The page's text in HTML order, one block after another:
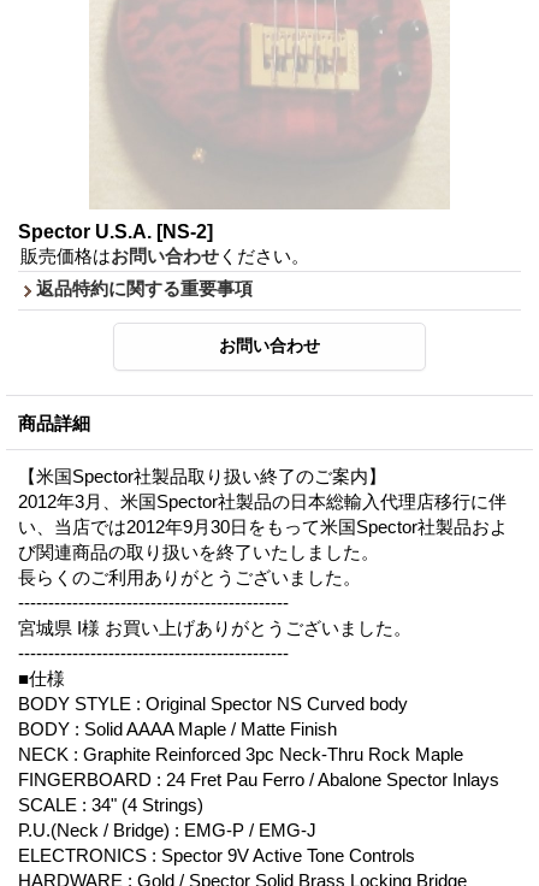
Spector U.S.A. [NS-2]
販売価格はお問い合わせ ください。
返品特約に関する重要事項
商品詳細
【米国Spector社製品取り扱い終了のご案内】
2012年3月、米国Spector社製品の日本総輸入代理店移行に伴
い、当店では2012年9月30日をもって米国Spector社製品およ
び関連商品の取り扱いを終了いたしました。
長らくのご利用ありがとうございました。
---------------------------------------------
宮城県 I様 お買い上げありがとうございました。
---------------------------------------------
■仕様
BODY STYLE : Original Spector NS Curved body
BODY : Solid AAAA Maple / Matte Finish
NECK : Graphite Reinforced 3pc Neck-Thru Rock Maple
FINGERBOARD : 24 Fret Pau Ferro / Abalone Spector Inlays
SCALE : 34" (4 Strings)
P.U.(Neck / Bridge) : EMG-P / EMG-J
ELECTRONICS : Spector 9V Active Tone Controls
HARDWARE : Gold / Spector Solid Brass Locking Bridge